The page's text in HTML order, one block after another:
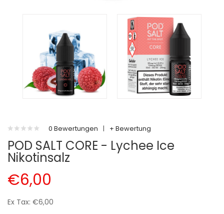
0 Bewertungen | + Bewertung
POD SALT CORE - Lychee Ice
Nikotinsalz
€6,00
Ex Tax: €6,00